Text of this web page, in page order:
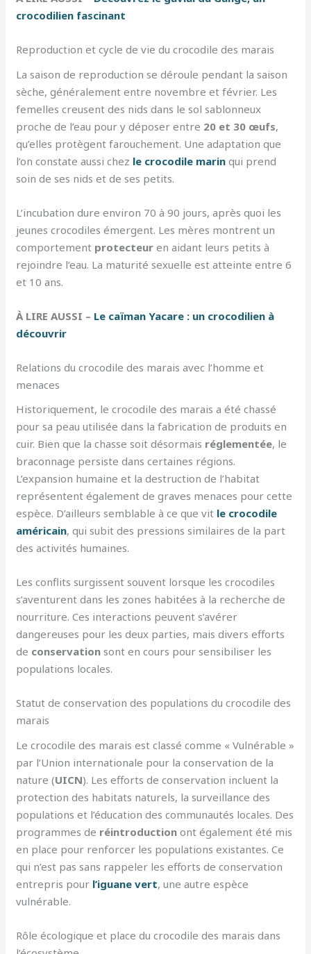
crocodilien fascinant
Reproduction et cycle de vie du crocodile des marais
La saison de reproduction se déroule pendant la saison
sèche, généralement entre novembre et février. Les
femelles creusent des nids dans le sol sablonneux
proche de l’eau pour y déposer entre 20 et 30 œufs,
qu’elles protègent farouchement. Une adaptation que
l’on constate aussi chez le crocodile marin qui prend
soin de ses nids et de ses petits.
L’incubation dure environ 70 à 90 jours, après quoi les
jeunes crocodiles émergent. Les mères montrent un
comportement protecteur en aidant leurs petits à
rejoindre l’eau. La maturité sexuelle est atteinte entre 6
et 10 ans.
À LIRE AUSSI – Le caïman Yacare : un crocodilien à
découvrir
Relations du crocodile des marais avec l’homme et
menaces
Historiquement, le crocodile des marais a été chassé
pour sa peau utilisée dans la fabrication de produits en
cuir. Bien que la chasse soit désormais réglementée, le
braconnage persiste dans certaines régions.
L’expansion humaine et la destruction de l’habitat
représentent également de graves menaces pour cette
espèce. D’ailleurs semblable à ce que vit le crocodile
américain, qui subit des pressions similaires de la part
des activités humaines.
Les conflits surgissent souvent lorsque les crocodiles
s’aventurent dans les zones habitées à la recherche de
nourriture. Ces interactions peuvent s’avérer
dangereuses pour les deux parties, mais divers efforts
de conservation sont en cours pour sensibiliser les
populations locales.
Statut de conservation des populations du crocodile des
marais
Le crocodile des marais est classé comme « Vulnérable »
par l’Union internationale pour la conservation de la
nature (UICN). Les efforts de conservation incluent la
protection des habitats naturels, la surveillance des
populations et l’éducation des communautés locales. Des
programmes de réintroduction ont également été mis
en place pour renforcer les populations existantes. Ce
qui n’est pas sans rappeler les efforts de conservation
entrepris pour l’iguane vert, une autre espèce
vulnérable.
Rôle écologique et place du crocodile des marais dans